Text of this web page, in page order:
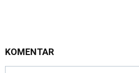
KOMENTAR